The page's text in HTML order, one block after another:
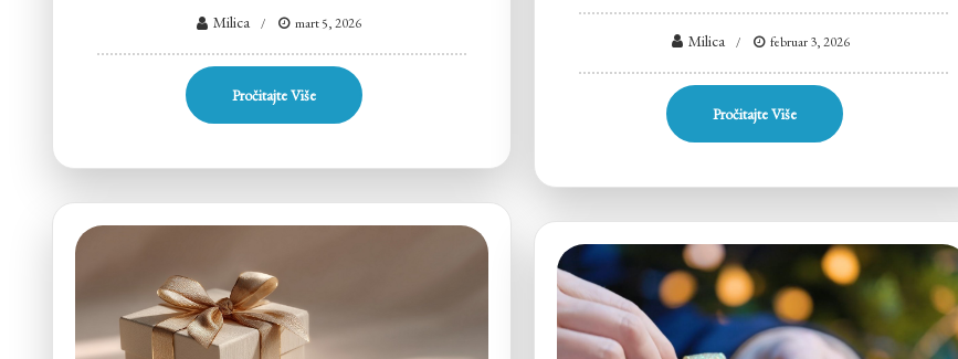
Milica mart 5, 2026
Pročitajte Više
Milica februar 3, 2026
Pročitajte Više